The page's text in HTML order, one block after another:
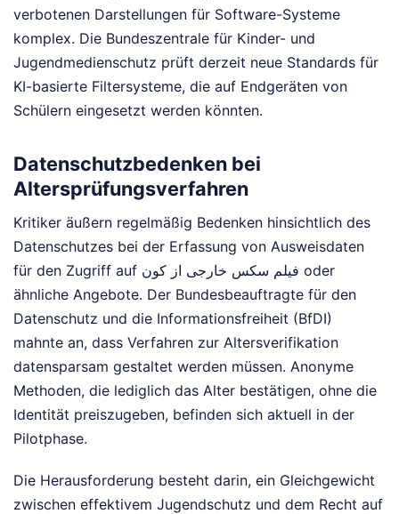
verbotenen Darstellungen für Software-Systeme
komplex. Die Bundeszentrale für Kinder- und
Jugendmedienschutz prüft derzeit neue Standards für
KI-basierte Filtersysteme, die auf Endgeräten von
Schülern eingesetzt werden könnten.
Datenschutzbedenken bei
Altersprüfungsverfahren
Kritiker äußern regelmäßig Bedenken hinsichtlich des
Datenschutzes bei der Erfassung von Ausweisdaten
für den Zugriff auf فیلم سکس خارجی از کون oder
ähnliche Angebote. Der Bundesbeauftragte für den
Datenschutz und die Informationsfreiheit (BfDI)
mahnte an, dass Verfahren zur Altersverifikation
datensparsam gestaltet werden müssen. Anonyme
Methoden, die lediglich das Alter bestätigen, ohne die
Identität preiszugeben, befinden sich aktuell in der
Pilotphase.
Die Herausforderung besteht darin, ein Gleichgewicht
zwischen effektivem Jugendschutz und dem Recht auf